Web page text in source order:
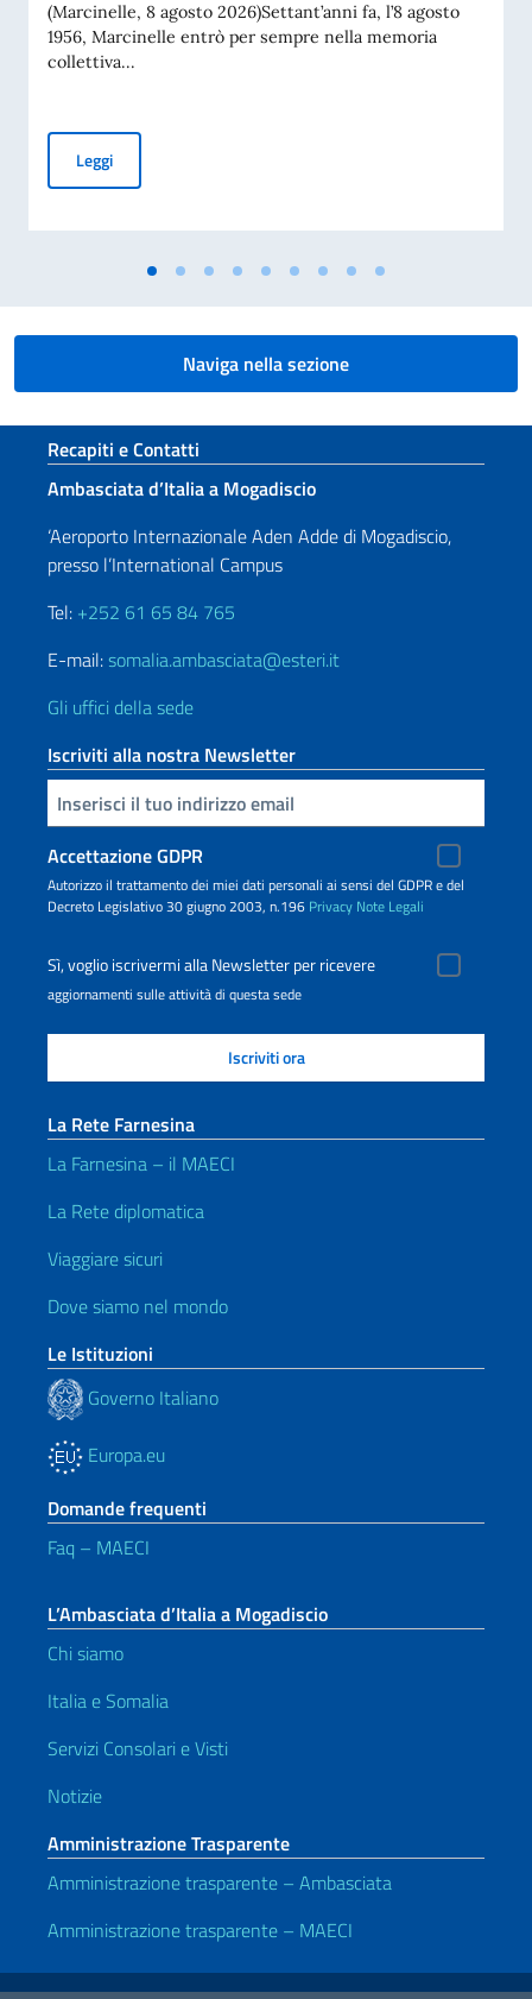
(Marcinelle, 8 agosto 2026)Settant’anni fa, l’8 agosto
1956, Marcinelle entrò per sempre nella memoria
collettiva...
LeggiMESSAGGIO DEL VICE PRESIDENTE DEL CONSIGLIO DEI
Naviga nella sezione
Sezione footer
Recapiti e Contatti
Ambasciata d’Italia a Mogadiscio
‘Aeroporto Internazionale Aden Adde di Mogadiscio,
presso l’International Campus
Tel: +252 61 65 84 765
E-mail:somalia.ambasciata@esteri.it
Gli uffici della sede
Iscriviti alla nostra Newsletter
Inserisci la tua email
Accettazione GDPR
Autorizzo il trattamento dei miei dati personali ai sensi del GDPR e del
Decreto Legislativo 30 giugno 2003, n.196 Privacy Note Legali
Sì, voglio iscrivermi alla Newsletter per ricevere
aggiornamenti sulle attività di questa sede
La Rete Farnesina
La Farnesina – il MAECI
La Rete diplomatica
Viaggiare sicuri
Dove siamo nel mondo
Le Istituzioni
Governo Italiano
Europa.eu
Domande frequenti
Faq – MAECI
L’Ambasciata d’Italia a Mogadiscio
Chi siamo
Italia e Somalia
Servizi Consolari e Visti
Notizie
Amministrazione Trasparente
Amministrazione trasparente – Ambasciata
Amministrazione trasparente – MAECI